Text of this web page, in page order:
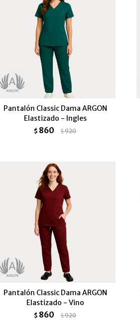
Pantalón Classic Dama ARGON
Elastizado - Ingles
$ 860 $920
Pantalón Classic Dama ARGON
Elastizado - Vino
$ 860 $920